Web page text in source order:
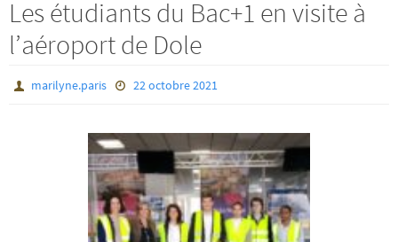
Les étudiants du Bac+1 en visite à
l’aéroport de Dole
marilyne.paris 22 octobre 2021